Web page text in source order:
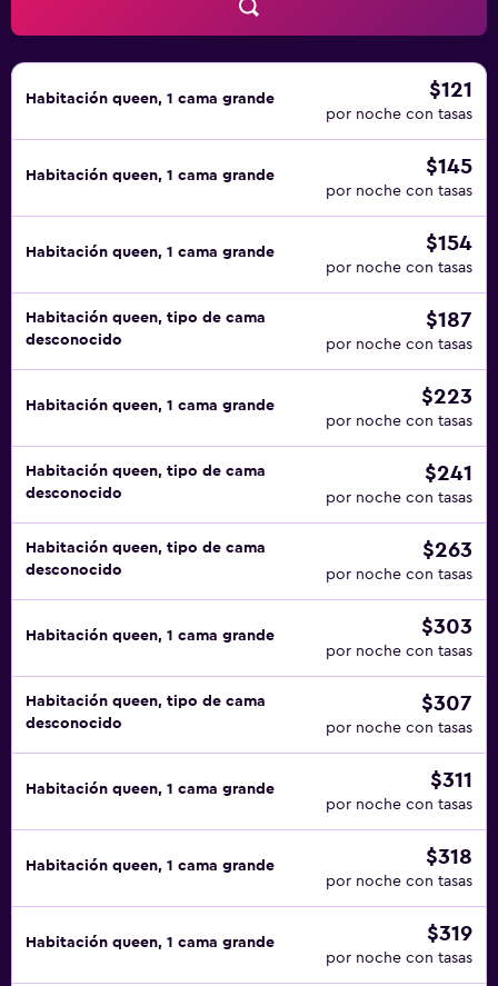
Habitación queen, 1 cama grande $121
por noche con tasas
Habitación queen, 1 cama grande $145
por noche con tasas
Habitación queen, 1 cama grande $154
por noche con tasas
Habitación queen, tipo de cama
desconocido
$187
por noche con tasas
Habitación queen, 1 cama grande $223
por noche con tasas
Habitación queen, tipo de cama
desconocido
$241
por noche con tasas
Habitación queen, tipo de cama
desconocido
$263
por noche con tasas
Habitación queen, 1 cama grande $303
por noche con tasas
Habitación queen, tipo de cama
desconocido
$307
por noche con tasas
Habitación queen, 1 cama grande $311
por noche con tasas
Habitación queen, 1 cama grande $318
por noche con tasas
Habitación queen, 1 cama grande $319
por noche con tasas